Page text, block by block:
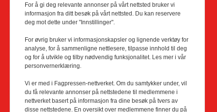
For å gi deg relevante annonser på vårt nettsted bruker vi
informasjon fra ditt besøk på vårt nettsted. Du kan reservere
deg mot dette under "Innstillinger".
For øvrig bruker vi informasjonskapsler og lignende verktøy for
analyse, for å sammenligne nettlesere, tilpasse innhold til deg
og for å utvikle og tilby nødvendig funksjonalitet. Les mer i vår
personvernerklæring.
Vi er med i Fagpressen-nettverket. Om du samtykker under, vil
du få relevante annonser på nettstedene til medlemmene i
nettverket basert på informasjon fra dine besøk på tvers av
disse nettstedene. En oversikt over medlemmene finner du på